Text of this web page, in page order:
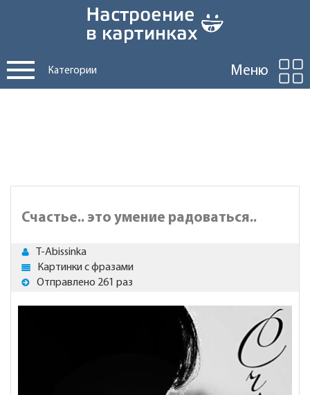
Категории Меню
Счастье.. это умение радоваться..
T-Abissinka
Картинки с фразами
Отправлено 261 раз